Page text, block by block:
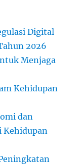
Digital
2026
Menjaga
Kehidupan
dan
Kehidupan